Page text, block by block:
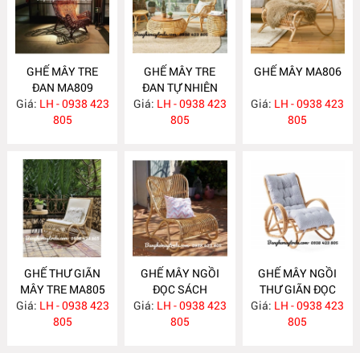
GHẾ MÂY TRE
ĐAN MA809
Giá: LH - 0938 423
805
GHẾ MÂY TRE
ĐAN TỰ NHIÊN
MA808
Giá: LH - 0938 423
805
GHẾ MÂY MA806
Giá: LH - 0938 423
805
GHẾ THƯ GIÃN
MÂY TRE MA805
Giá: LH - 0938 423
805
GHẾ MÂY NGỒI
ĐỌC SÁCH
PHÒNG NGỦ
MA804
Giá: LH - 0938 423
805
GHẾ MÂY NGỒI
THƯ GIÃN ĐỌC
SÁCH MA803
Giá: LH - 0938 423
805